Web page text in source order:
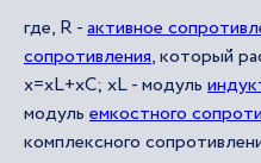
где, R -активное
сопротивления, который
х=хL+xC; хL - модуль
модуль емкостного
комплексного